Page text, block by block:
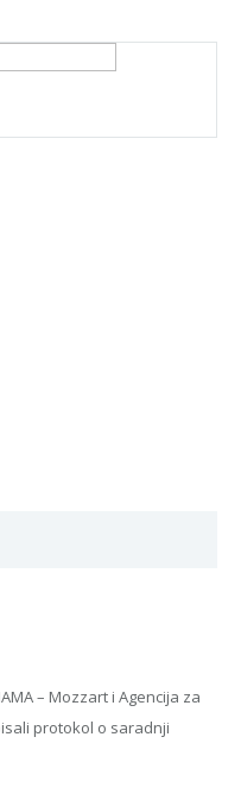
– Mozzart i Agencija za
protokol o saradnji